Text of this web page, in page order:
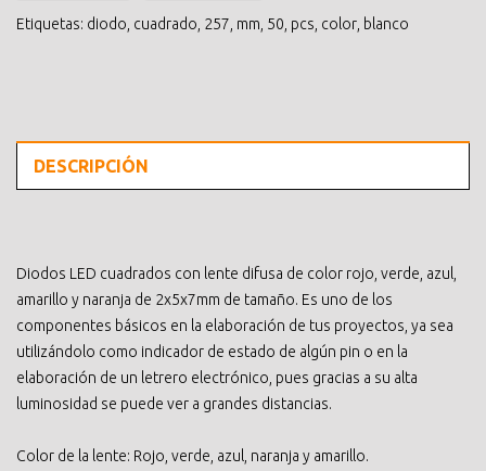
Etiquetas: diodo cuadrado 257 mm 50 pcs color blanco
DESCRIPCIÓN
Diodos LED cuadrados con lente difusa de color rojo, verde, azul,
amarillo y naranja de 2x5x7mm de tamaño. Es uno de los
componentes básicos en la elaboración de tus proyectos, ya sea
utilizándolo como indicador de estado de algún pin o en la
elaboración de un letrero electrónico, pues gracias a su alta
luminosidad se puede ver a grandes distancias.
Color de la lente: Rojo, verde, azul, naranja y amarillo.